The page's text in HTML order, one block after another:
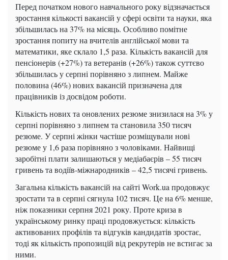
Перед початком нового навчального року відзначається
зростання кількості вакансій у сфері освіти та науки, яка
збільшилась на 37% на місяць. Особливо помітне
зростання попиту на вчителів англійської мови та
математики, яке склало 1,5 раза. Кількість вакансій для
пенсіонерів (+27%) та ветеранів (+26%) також суттєво
збільшилась у серпні порівняно з липнем. Майже
половина (46%) нових вакансій призначена для
працівників із досвідом роботи.
Кількість нових та оновлених резюме знизилася на 3% у
серпні порівняно з липнем та становила 350 тисяч
резюме. У серпні жінки частіше розміщували нові
резюме у 1,6 раза порівняно з чоловіками. Найвищі
заробітні плати залишаються у медіабаєрів – 55 тисяч
гривень та водіїв-міжнародників – 42,5 тисячі гривень.
Загальна кількість вакансій на сайті Work.ua продовжує
зростати та в серпні сягнула 102 тисяч. Це на 6% менше,
ніж показники серпня 2021 року. Проте криза в
українському ринку праці продовжується: кількість
активованих профілів та відгуків кандидатів зростає,
тоді як кількість пропозицій від рекрутерів не встигає за
ними.